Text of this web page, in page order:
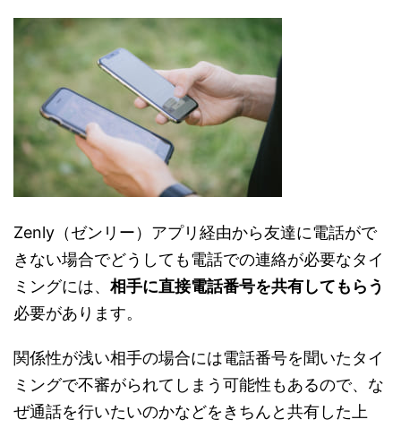
Zenly（ゼンリー）アプリ経由から友達に電話がで
きない場合でどうしても電話での連絡が必要なタイ
ミングには、 相手に直接電話番号を共有してもらう
必要があります。
関係性が浅い相手の場合には電話番号を聞いたタイ
ミングで不審がられてしまう可能性もあるので、な
ぜ通話を行いたいのかなどをきちんと共有した上